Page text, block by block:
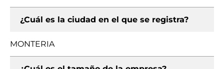
¿Cuál es la ciudad en el que se registra?
MONTERIA